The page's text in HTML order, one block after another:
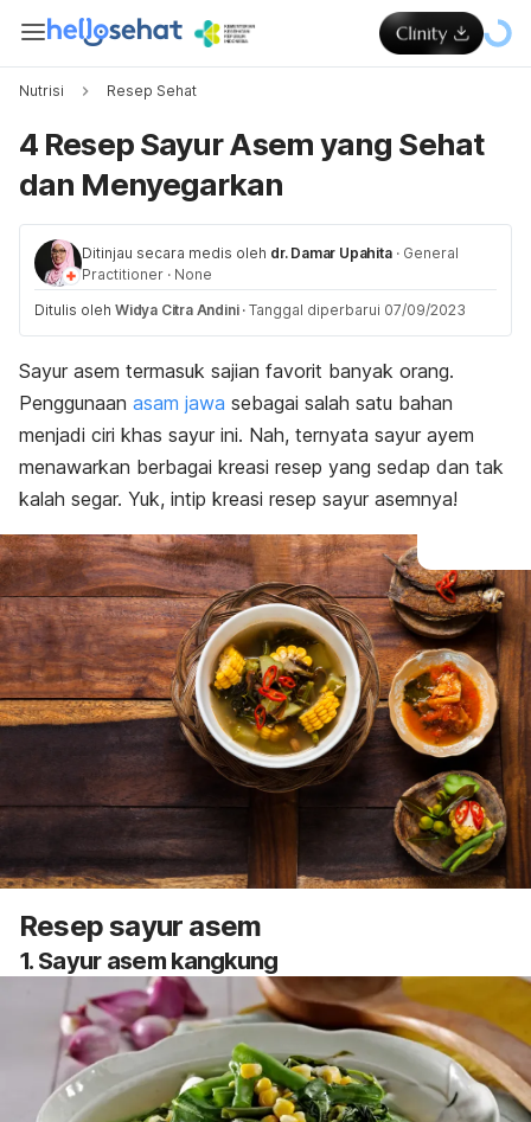
Nutrisi Resep Sehat
4 Resep Sayur Asem yang Sehat
dan Menyegarkan
Ditinjau secara medis oleh dr. Damar Upahita · General
Practitioner · None
Ditulis oleh Widya Citra Andini · Tanggal diperbarui 07/09/2023
Sayur asem termasuk sajian favorit banyak orang.
Penggunaan asam jawa sebagai salah satu bahan
menjadi ciri khas sayur ini. Nah, ternyata sayur ayem
menawarkan berbagai kreasi resep yang sedap dan tak
kalah segar. Yuk, intip kreasi resep sayur asemnya!
Resep sayur asem
1. Sayur asem kangkung